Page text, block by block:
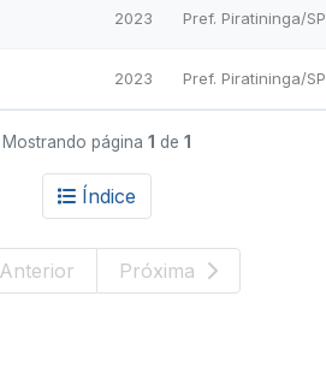
2023 Pref. Piratininga/SP
2023 Pref. Piratininga/SP
Mostrando página 1 de 1
Índice
Anterior Próxima